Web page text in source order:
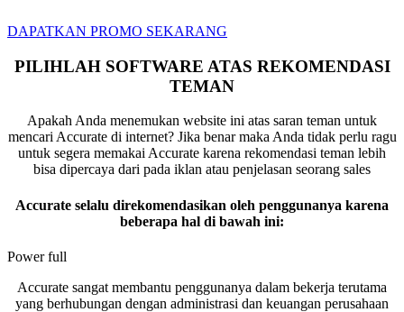
DAPATKAN PROMO SEKARANG
PILIHLAH SOFTWARE ATAS REKOMENDASI
TEMAN
Apakah Anda menemukan website ini atas saran teman untuk
mencari Accurate di internet? Jika benar maka Anda tidak perlu ragu
untuk segera memakai Accurate karena rekomendasi teman lebih
bisa dipercaya dari pada iklan atau penjelasan seorang sales
Accurate selalu direkomendasikan oleh penggunanya karena
beberapa hal di bawah ini:
Power full
Accurate sangat membantu penggunanya dalam bekerja terutama
yang berhubungan dengan administrasi dan keuangan perusahaan